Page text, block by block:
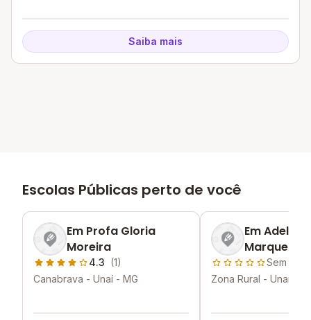
Saiba mais
Escolas Públicas perto de você
Em Profa Gloria
Moreira
4.3 (1)
Canabrava - Unaí - MG
Em Adelia
Marques
Sem
Zona Rural - Unaí -